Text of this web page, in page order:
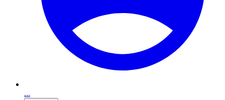
...